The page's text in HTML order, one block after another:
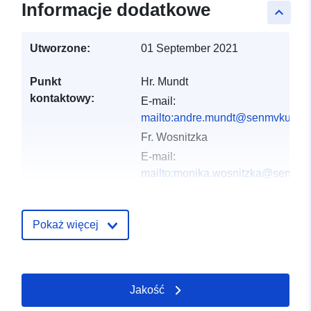
keyboard_arrow_up
Informacje dodatkowe
Utworzone: 01 September 2021
Punkt
kontaktowy:
Hr. Mundt
E-mail:
Fr. Wosnitzka
E-mail:
Zapis katalogu:
Współrzędne:
Pokaż więcej
Jakość